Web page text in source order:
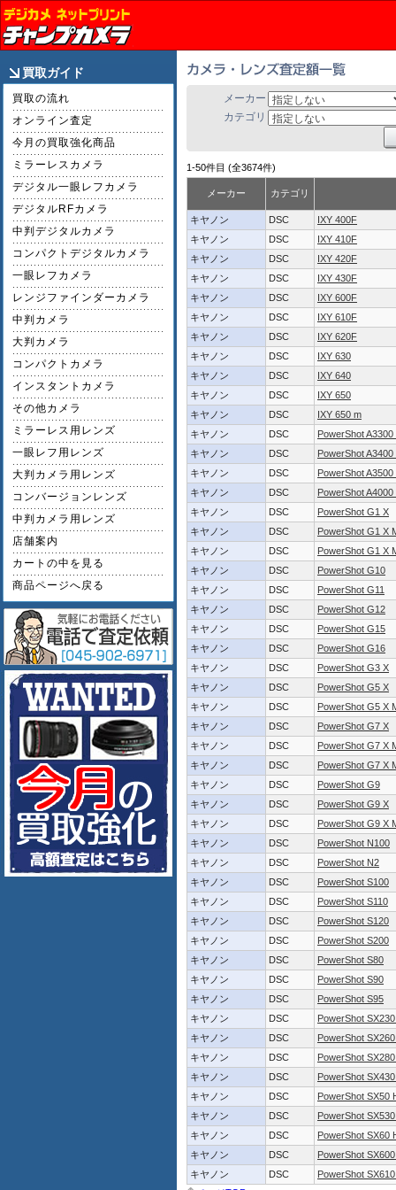
買取ガイド
買取の流れ
オンライン査定
今月の買取強化商品
ミラーレスカメラ
デジタル一眼レフカメラ
デジタルRFカメラ
中判デジタルカメラ
コンパクトデジタルカメラ
一眼レフカメラ
レンジファインダーカメラ
中判カメラ
大判カメラ
コンパクトカメラ
インスタントカメラ
その他カメラ
ミラーレス用レンズ
一眼レフ用レンズ
大判カメラ用レンズ
コンバージョンレンズ
中判カメラ用レンズ
店舗案内
カートの中を見る
商品ページへ戻る
メーカー
カテゴリ
1-50件目 (全3674件)
メーカー カテゴリ
キヤノン DSC
IXY 400F
キヤノン
DSC
IXY 410F
キヤノン
DSC
IXY 420F
キヤノン
DSC
IXY 430F
キヤノン
DSC
IXY 600F
キヤノン
DSC
IXY 610F
キヤノン
DSC
IXY 620F
キヤノン
DSC
IXY 630
キヤノン
DSC
IXY 640
キヤノン
DSC
IXY 650
キヤノン
DSC
IXY 650 m
キヤノン
DSC
PowerShot A3300
キヤノン
DSC
PowerShot A3400
キヤノン
DSC
PowerShot A3500
キヤノン
DSC
PowerShot A4000
キヤノン
DSC
PowerShot G1 X
キヤノン
DSC
PowerShot G1 X
キヤノン
DSC
PowerShot G1 X
キヤノン
DSC
PowerShot G10
キヤノン
DSC
PowerShot G11
キヤノン
DSC
PowerShot G12
キヤノン
DSC
PowerShot G15
キヤノン
DSC
PowerShot G16
キヤノン
DSC
PowerShot G3 X
キヤノン
DSC
PowerShot G5 X
キヤノン
DSC
PowerShot G5 X
キヤノン
DSC
PowerShot G7 X
キヤノン
DSC
PowerShot G7 X
キヤノン
DSC
PowerShot G7 X
キヤノン
DSC
PowerShot G9
キヤノン
DSC
PowerShot G9 X
キヤノン
DSC
PowerShot G9 X
キヤノン
DSC
PowerShot N100
キヤノン
DSC
PowerShot N2
キヤノン
DSC
PowerShot S100
キヤノン
DSC
PowerShot S110
キヤノン
DSC
PowerShot S120
キヤノン
DSC
PowerShot S200
キヤノン
DSC
PowerShot S80
キヤノン
DSC
PowerShot S90
キヤノン
DSC
PowerShot S95
キヤノン
DSC
PowerShot
キヤノン
DSC
PowerShot
キヤノン
DSC
PowerShot
キヤノン
DSC
PowerShot
キヤノン
DSC
PowerShot SX50
キヤノン
DSC
PowerShot
キヤノン
DSC
PowerShot SX60
キヤノン
DSC
PowerShot
キヤノン
DSC
PowerShot